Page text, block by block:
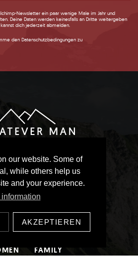
our website. Some of
while others help us
and your experience.
information
AKZEPTIEREN
Newsletter ein paar wenige Male im Jahr und
Deine Daten werden keinesfalls an Dritte weitergeben
dich jederzeit abmelden.
den Datenschutzbedingungen zu
Man - Lifestyle
Hauptplatz 4
6017 Ruswil
Schweiz
|DATENSCHUTZ
IMPRESSUM
MEN
LIFESTYLE
FAMILY